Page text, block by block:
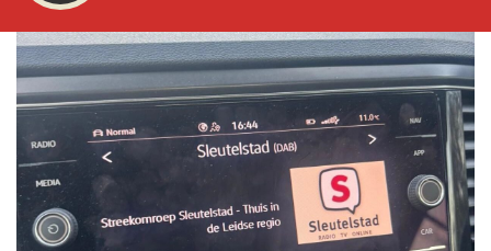
STRAKS:
De middag van Sleutelstad
12.00 - 19.00 uur
Vorig uur
uur 1 van 0 Volgend uur